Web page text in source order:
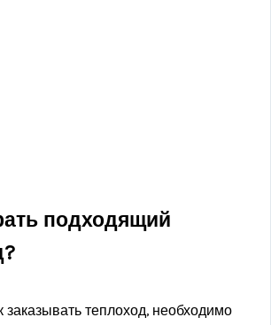
подходящий
заказывать теплоход, необходимо